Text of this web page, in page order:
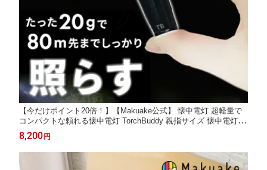
【今だけポイント20倍！】【Makuake公式】 懐中電灯 超軽量で
コンパクトな頼れる懐中電灯 TorchBuddy 親指サイズ 懐中電灯 コ
ンパクト 軽量 懐中電灯 ミニ懐中電灯 ライト 超小型 キャンプ 防
災 照明 アウトドア マグネット付き ミニライト Makuake マクア
ケ
8,200 円